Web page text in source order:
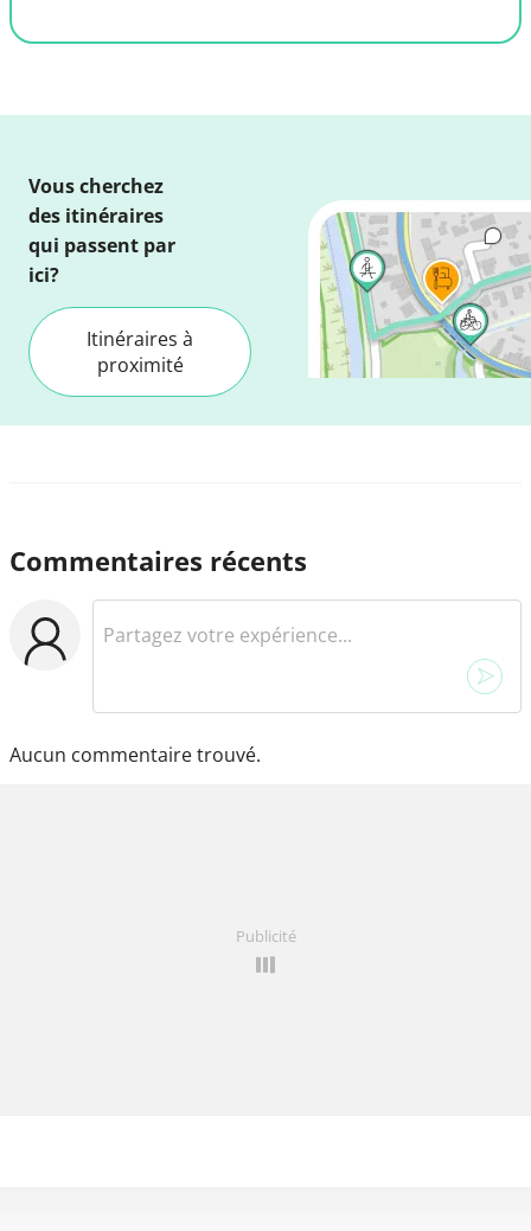
Vous cherchez
des itinéraires
qui passent par
ici?
Itinéraires à
proximité
Commentaires récents
Aucun commentaire trouvé.
Publicité